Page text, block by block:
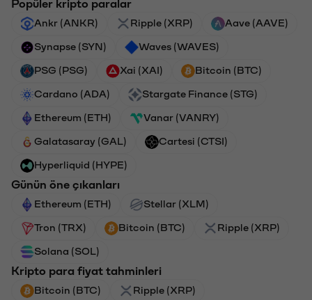
Popüler kripto paralar
Ankr (ANKR) Ripple (XRP) Aave (AAVE)
Synapse (SYN) Waves (WAVES)
PSG (PSG) Xai (XAI) Bitcoin (BTC)
Cardano (ADA) Stargate Finance (STG)
Ethereum (ETH) Vanar (VANRY)
Galatasaray (GAL) Cartesi (CTSI)
Hyperliquid (HYPE)
Günün öne çıkanları
Ethereum (ETH) Stellar (XLM)
Tron (TRX) Bitcoin (BTC) Ripple (XRP)
Solana (SOL)
Kripto para fiyat tahminleri
Bitcoin (BTC) Ripple (XRP)